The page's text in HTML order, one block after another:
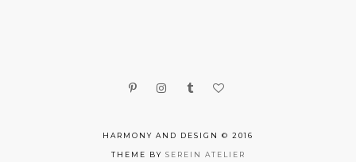
HARMONY AND DESIGN © 2016
THEME BY SEREIN ATELIER